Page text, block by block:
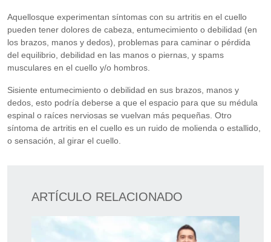
Aquellosque experimentan síntomas con su artritis en el cuello
pueden tener dolores de cabeza, entumecimiento o debilidad (en
los brazos, manos y dedos), problemas para caminar o pérdida
del equilibrio, debilidad en las manos o piernas, y spams
musculares en el cuello y/o hombros.
Sisiente entumecimiento o debilidad en sus brazos, manos y
dedos, esto podría deberse a que el espacio para que su médula
espinal o raíces nerviosas se vuelvan más pequeñas. Otro
síntoma de artritis en el cuello es un ruido de molienda o estallido,
o sensación, al girar el cuello.
ARTÍCULO RELACIONADO